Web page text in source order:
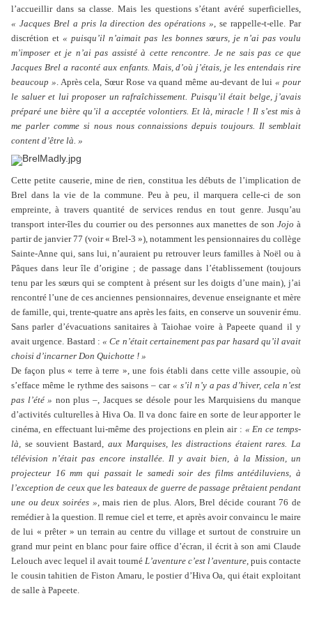
l’accueillir dans sa classe. Mais les questions s’étant avéré superficielles,
« Jacques Brel a pris la direction des opérations » , se rappelle-t-elle. Par
discrétion et« puisqu’il n’aimait pas les bonnes sœurs, je n’ai pas voulu
m’imposer et je n’ai pas assisté à cette rencontre. Je ne sais pas ce que
Jacques Brel a raconté aux enfants. Mais, d’où j’étais, je les entendais rire
beaucoup » . Après cela, Sœur Rose va quand même au-devant de lui« pour
le saluer et lui proposer un rafraîchissement. Puisqu’il était belge, j’avais
préparé une bière qu’il a acceptée volontiers. Et là, miracle ! Il s’est mis à
me parler comme si nous nous connaissions depuis toujours. Il semblait
content d’être là. »
Cette petite causerie, mine de rien, constitua les débuts de l’implication de
Brel dans la vie de la commune. Peu à peu, il marquera celle-ci de son
empreinte, à travers quantité de services rendus en tout genre. Jusqu’au
transport inter-îles du courrier ou des personnes aux manettes de son Jojo à
partir de janvier 77 (voir « Brel-3 »), notamment les pensionnaires du collège
Sainte-Anne qui, sans lui, n’auraient pu retrouver leurs familles à Noël ou à
Pâques dans leur île d’origine ; de passage dans l’établissement (toujours
tenu par les sœurs qui se comptent à présent sur les doigts d’une main), j’ai
rencontré l’une de ces anciennes pensionnaires, devenue enseignante et mère
de famille, qui, trente-quatre ans après les faits, en conserve un souvenir ému.
Sans parler d’évacuations sanitaires à Taiohae voire à Papeete quand il y
avait urgence. Bastard : « Ce n’était certainement pas par hasard qu’il avait
choisi d’incarner Don Quichotte ! »
De façon plus « terre à terre », une fois établi dans cette ville assoupie, où
s’efface même le rythme des saisons – car « s’il n’y a pas d’hiver, cela n’est
pas l’été » non plus –, Jacques se désole pour les Marquisiens du manque
d’activités culturelles à Hiva Oa. Il va donc faire en sorte de leur apporter le
cinéma, en effectuant lui-même des projections en plein air : « En ce temps-
là,
se souvient Bastard, aux Marquises, les distractions étaient rares. La
télévision n’était pas encore installée. Il y avait bien, à la Mission, un
projecteur 16 mm qui passait le samedi soir des films antédiluviens, à
l’exception de ceux que les bateaux de guerre de passage prêtaient pendant
une ou deux soirées » , mais rien de plus. Alors, Brel décide courant 76 de
remédier à la question. Il remue ciel et terre, et après avoir convaincu le maire
de lui « prêter » un terrain au centre du village et surtout de construire un
grand mur peint en blanc pour faire office d’écran, il écrit à son ami Claude
Lelouch avec lequel il avait tourné L’aventure c’est l’aventure , puis contacte
le cousin tahitien de Fiston Amaru, le postier d’Hiva Oa, qui était exploitant
de salle à Papeete.